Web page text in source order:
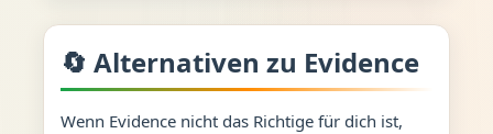
🔄 Alternativen zu Evidence
Wenn Evidence nicht das Richtige für dich ist,